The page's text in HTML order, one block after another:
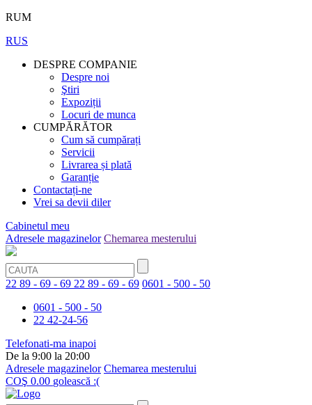
RUM
RUS
DESPRE COMPANIE
Despre noi
Ştiri
Expoziții
Locuri de munca
CUMPĂRĂTOR
Cum să cumpărați
Servicii
Livrarea și plată
Garanție
Contactați-ne
Vrei sa devii diler
Cabinetul meu
Adresele magazinelor Chemarea mesterului
22 89 - 69 - 69 22 89 - 69 - 69 0601 - 500 - 50
0601 - 500 - 50
22 42-24-56
Telefonati-ma inapoi
De la 9:00 la 20:00
Adresele magazinelor Chemarea mesterului
COŞ 0.00 golească :(